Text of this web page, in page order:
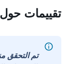
تقييمات
تم التحقق منه